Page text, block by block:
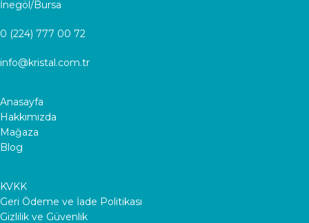
İnegöl/Bursa
0 (224) 777 00 72
info@kristal.com.tr
Anasayfa
Hakkımızda
Mağaza
Blog
KVKK
Geri Ödeme ve İade Politikası
Gizlilik ve Güvenlik